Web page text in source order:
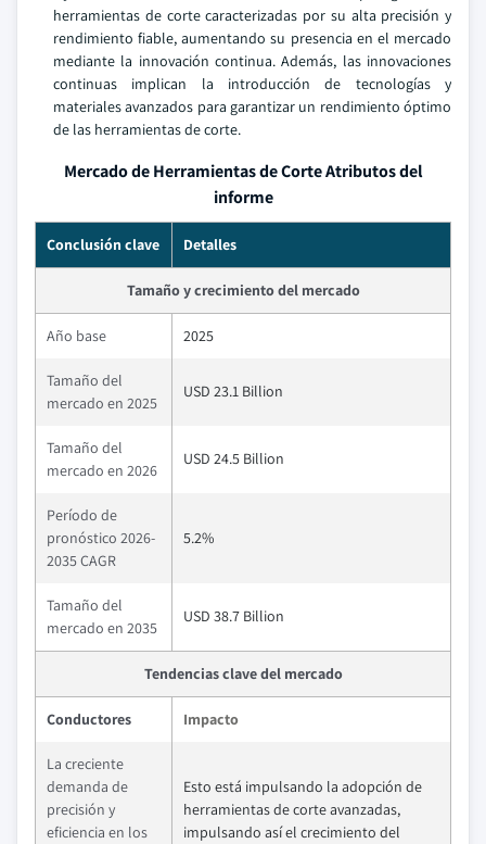
herramientas de corte caracterizadas por su alta precisión y
rendimiento fiable, aumentando su presencia en el mercado
mediante la innovación continua. Además, las innovaciones
continuas implican la introducción de tecnologías y
materiales avanzados para garantizar un rendimiento óptimo
de las herramientas de corte.
Mercado de Herramientas de Corte Atributos del
informe
Conclusión clave Detalles
Tamaño y crecimiento del mercado
Año base 2025
Tamaño del
mercado en 2025
USD 23.1 Billion
Tamaño del
mercado en 2026
USD 24.5 Billion
Período de
pronóstico 2026-
2035 CAGR
5.2%
Tamaño del
mercado en 2035
USD 38.7 Billion
Tendencias clave del mercado
Conductores Impacto
La creciente
demanda de
precisión y
eficiencia en los
Esto está impulsando la adopción de
herramientas de corte avanzadas,
impulsando así el crecimiento del